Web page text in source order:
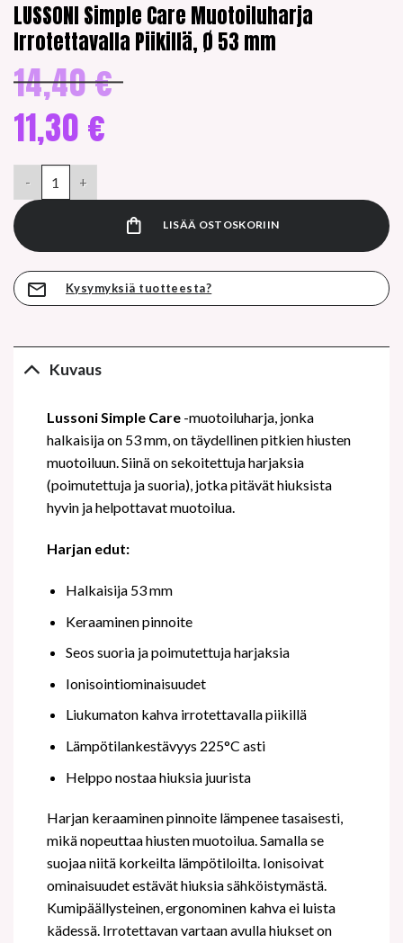
LUSSONI Simple Care Muotoiluharja
Irrotettavalla Piikillä, Ø 53 mm
14,40€ hinta
11,30 €
hinta
on:
11,30 €.
LISÄÄ OSTOSKORIIN
Kysymyksiä tuotteesta?
Kuvaus
Lussoni Simple Care-muotoiluharja, jonka
halkaisija on 53 mm, on täydellinen pitkien hiusten
muotoiluun. Siinä on sekoitettuja harjaksia
(poimutettuja ja suoria), jotka pitävät hiuksista
hyvin ja helpottavat muotoilua.
Harjan edut:
Halkaisija 53 mm
Keraaminen pinnoite
Seos suoria ja poimutettuja harjaksia
Ionisointiominaisuudet
Liukumaton kahva irrotettavalla piikillä
Lämpötilankestävyys 225°C asti
Helppo nostaa hiuksia juurista
Harjan keraaminen pinnoite lämpenee tasaisesti,
mikä nopeuttaa hiusten muotoilua. Samalla se
suojaa niitä korkeilta lämpötiloilta. Ionisoivat
ominaisuudet estävät hiuksia sähköistymästä.
Kumipäällysteinen, ergonominen kahva ei luista
kädessä. Irrotettavan vartaan avulla hiukset on